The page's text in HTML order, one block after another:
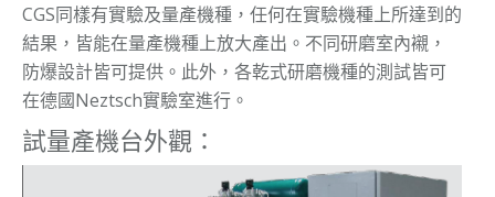
CGS同樣有實驗及量產機種，任何在實驗機種上所達到的
結果，皆能在量產機種上放大產出。不同研磨室內襯，
防爆設計皆可提供。此外，各乾式研磨機種的測試皆可
在德國Neztsch實驗室進行。
試量產機台外觀：